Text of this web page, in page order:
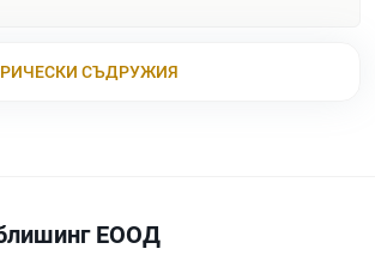
СЪДРУЖИЯ
ЕООД